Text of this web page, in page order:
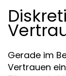
Gerade im
Vertrauen